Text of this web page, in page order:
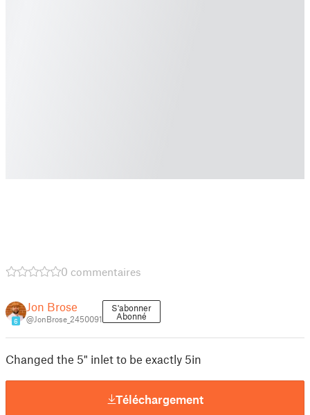
0 commentaires
6
Jon Brose
@JonBrose_2450091
S'abonner
Abonné
Changed the 5" inlet to be exactly 5in
Téléchargement